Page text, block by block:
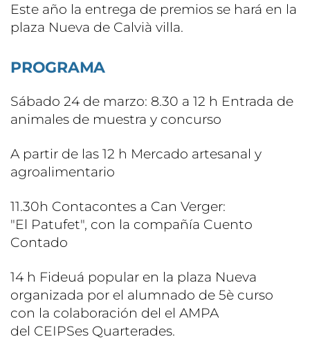
Este año la entrega de premios se hará en la
plaza Nueva de Calvià villa.
PROGRAMA
Sábado 24 de marzo: 8.30 a 12 h Entrada de
animales de muestra y concurso
A partir de las 12 h Mercado artesanal y
agroalimentario
11.30h Contacontes a Can Verger:
"El Patufet", con la compañía Cuento
Contado
14 h Fideuá popular en la plaza Nueva
organizada por el alumnado de 5è curso
con la colaboración del el AMPA
del CEIPSes Quarterades.